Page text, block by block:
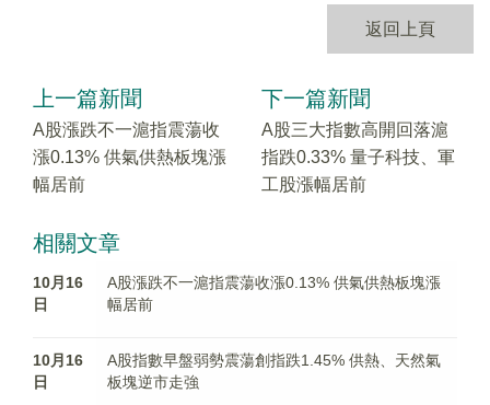
返回上頁
上一篇新聞
A股漲跌不一滬指震蕩收
漲0.13% 供氣供熱板塊漲
幅居前
下一篇新聞
A股三大指數高開回落滬
指跌0.33% 量子科技、軍
工股漲幅居前
相關文章
10月16
日
A股漲跌不一滬指震蕩收漲0.13% 供氣供熱板塊漲
幅居前
10月16
日
A股指數早盤弱勢震蕩創指跌1.45% 供熱、天然氣
板塊逆市走強